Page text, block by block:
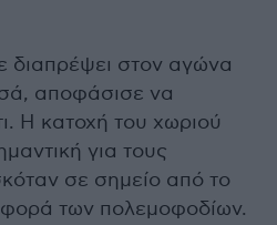
διαπρέψει στον αγώνα
αποφάσισε να
Η κατοχή του χωριού
για τους
σε σημείο από το
των πολεμοφοδίων.